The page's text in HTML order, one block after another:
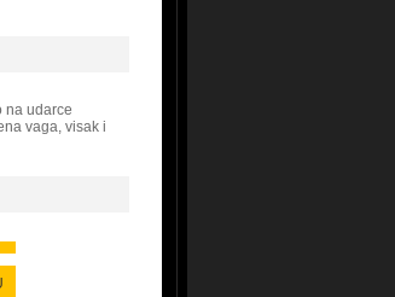
na udarce
vaga, visak i